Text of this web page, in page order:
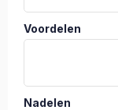
Voordelen
Nadelen